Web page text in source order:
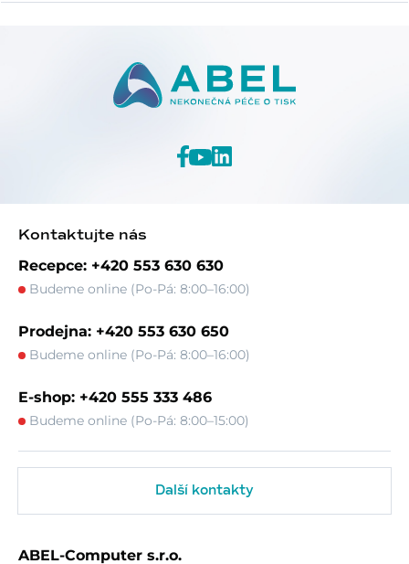
Kontaktujte nás
Recepce: +420 553 630 630
Budeme online (Po-Pá: 8:00–16:00)
Prodejna: +420 553 630 650
Budeme online (Po-Pá: 8:00–16:00)
E-shop: +420 555 333 486
Budeme online (Po-Pá: 8:00–15:00)
Další kontakty
ABEL-Computer s.r.o.